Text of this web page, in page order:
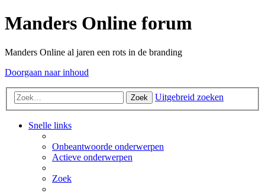
Manders Online forum
Manders Online al jaren een rots in de branding
Doorgaan naar inhoud
Zoek Uitgebreid zoeken
Snelle links
Onbeantwoorde onderwerpen
Actieve onderwerpen
Zoek